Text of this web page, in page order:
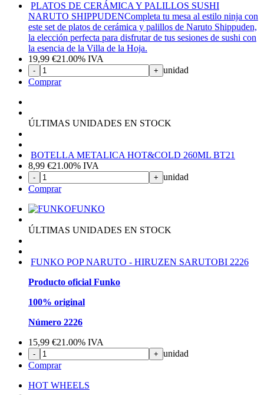
PLATOS DE CERÁMICA Y PALILLOS SUSHI
NARUTO SHIPPUDENCompleta tu mesa al estilo ninja con
este set de platos de cerámica y palillos de Naruto Shippuden,
la elección perfecta para disfrutar de tus sesiones de sushi con
la esencia de la Villa de la Hoja.
19,99 €21.00% IVA
- + unidad
Comprar
ÚLTIMAS UNIDADES EN STOCK
BOTELLA METALICA HOT&COLD 260ML BT21
8,99 €21.00% IVA
- + unidad
Comprar
FUNKO
ÚLTIMAS UNIDADES EN STOCK
FUNKO POP NARUTO - HIRUZEN SARUTOBI 2226
Producto oficial Funko
100% original
Número 2226
15,99 €21.00% IVA
- + unidad
Comprar
HOT WHEELS